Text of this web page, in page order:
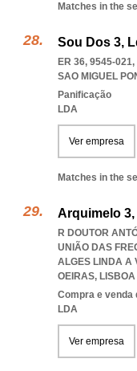
Matches in the
Sou Dos 3,
ER 36, 9545-021,
SAO MIGUEL
Panificação
LDA
Ver empresa
Matches in the
Arquimelo
R DOUTOR
UNIÃO DAS
ALGES LINDA A
OEIRAS, LISBOA
Compra e venda
LDA
Ver empresa